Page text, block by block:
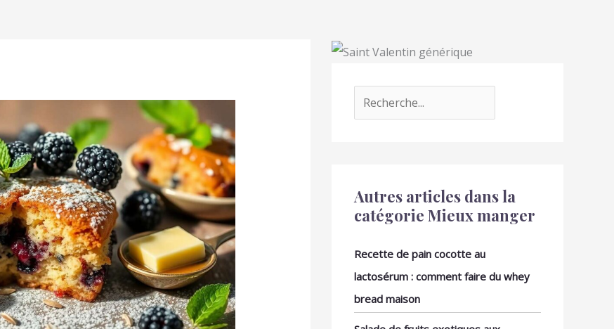
Autres articles dans la
catégorie Mieux manger
Recette de pain cocotte au
lactosérum : comment faire du whey
bread maison